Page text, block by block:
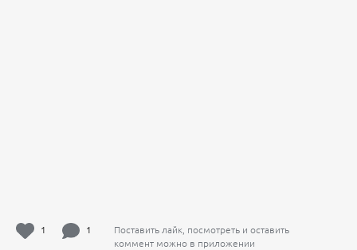
1 1
Поставить лайк, посмотреть и оставить
коммент можно в приложении